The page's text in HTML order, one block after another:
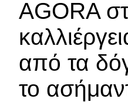
AGORA
από τα
το